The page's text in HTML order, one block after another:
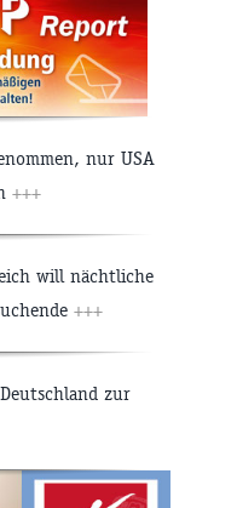
nur USA
+++
will nächtliche
+++
zur